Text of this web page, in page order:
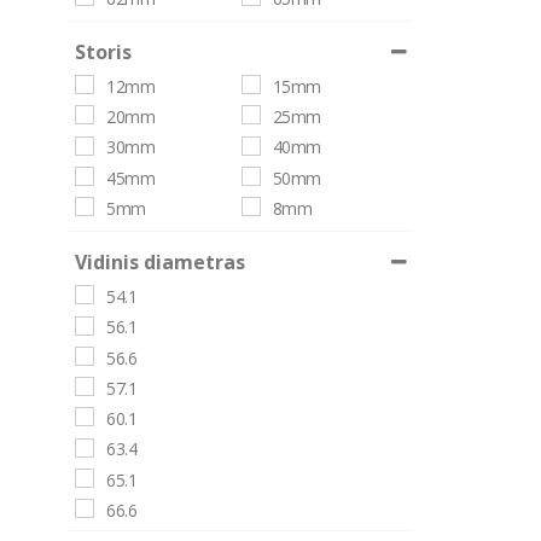
polished
BP - Black painted
BP - Black polished
BPG - Black polished glossy
BPLR - Black painted lip red
BPM - black polished matt
BPRI - Black painted red inside
BRG - black red glossy
BRI - BLACK RED INSIDE
Bronze
BRP - black rim polished
BRPG - black rim polished glossy
BRPM - black rim polished matt
BRR - black rim red
BRS - BrunoS
Storis
12mm
15mm
20mm
25mm
30mm
40mm
45mm
50mm
5mm
8mm
Vidinis diametras
54.1
56.1
56.6
57.1
60.1
63.4
65.1
66.6